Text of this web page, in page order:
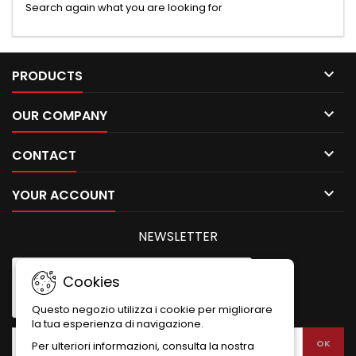
Search again what you are looking for
PRODUCTS 
OUR COMPANY 
CONTACT 
Cookies
Questo negozio utilizza i cookie per migliorare
la tua esperienza di navigazione.
Per ulteriori informazioni, consulta la nostra
YOUR ACCOUNT 
NEWSLETTER